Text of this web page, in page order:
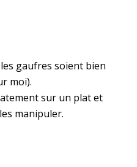
les gaufres soient bien
moi).
sur un plat et
manipuler.